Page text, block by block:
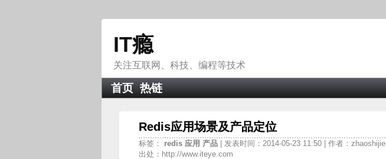
IT瘾
关注互联网、科技、编程等技术
首页 热链
Redis应用场景及产品定位
标签： redis 应用 产品
| 发表时间：2014-05-23 11:50 | 作者：zhaoshijie
出处：http://www.iteye.com